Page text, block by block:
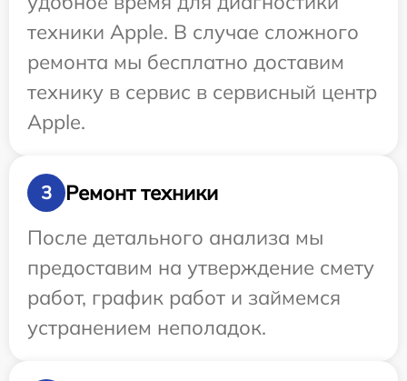
техники Apple. В случае сложного
ремонта мы бесплатно доставим
технику в сервис в сервисный центр
Apple.
3
Ремонт техники
После детального анализа мы
предоставим на утверждение смету
работ, график работ и займемся
устранением неполадок.